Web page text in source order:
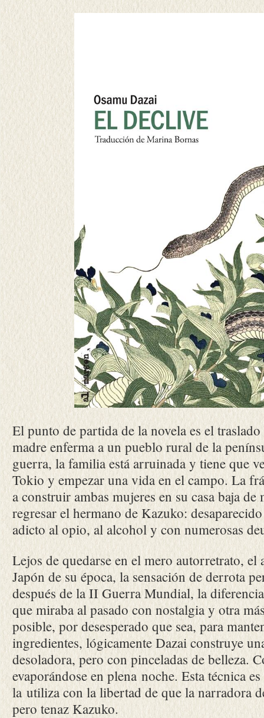
El punto de partida de la novela es el
madre enferma a un pueblo rural de la
guerra, la familia está arruinada y tiene que
Tokio y empezar una vida en el campo. La
a construir ambas mujeres en su casa baja de
regresar el hermano de Kazuko:
adicto al opio, al alcohol y con numerosas
Lejos de quedarse en el mero autorretrato, el
Japón de su época, la sensación de derrota
después de la II Guerra Mundial, la
que miraba al pasado con nostalgia y otra
posible, por desesperado que sea, para
ingredientes, lógicamente Dazai construye
desoladora, pero con pinceladas de belleza.
evaporándose en plena noche. Esta técnica
la utiliza con la libertad de que la narradora
pero tenaz Kazuko.